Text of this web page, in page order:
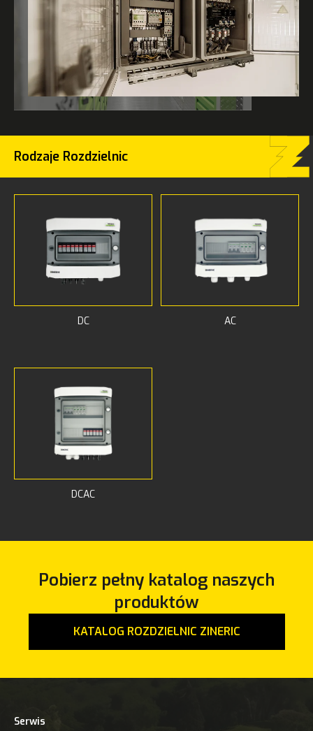
Rodzaje Rozdzielnic
DC AC
DCAC
Pobierz pełny katalog naszych
produktów
KATALOG ROZDZIELNIC ZINERIC
Serwis